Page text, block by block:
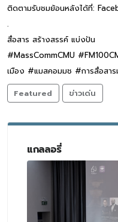
ติดตามรับชมย้อนหลังได้ที่:
.
สื่อสาร สร้างสรรค์ แบ่งปัน
#MassCommCMU
เมือง #แมสคอมมช #การสื่อสา
Featured
ข่าวเด่น
แกลลอรี่